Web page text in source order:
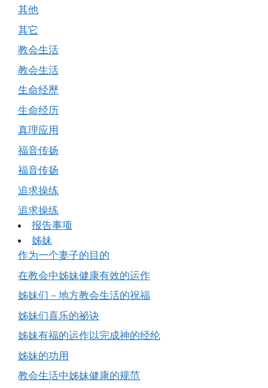
其他
其它
教会生活
教会生活
生命经歷
生命经历
真理应用
福音传扬
福音传扬
追求操练
追求操练
报告事项
姊妹
作为一个妻子的目的
在教会中姊妹健康有效的运作
姊妹们－地方教会生活的祝福
姊妹们喜乐的祕诀
姊妹有福的运作以完成神的经纶
姊妹的功用
教会生活中姊妹健康的规范